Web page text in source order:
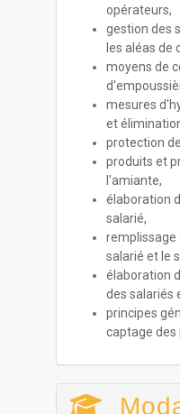
opérateurs,
gestion des
les aléas de
moyens de
mesures
et
protection
produits et
l'amiante,
élaboration
salarié,
remplissage
salarié et le
élaboration
des salariés
principes
captage des